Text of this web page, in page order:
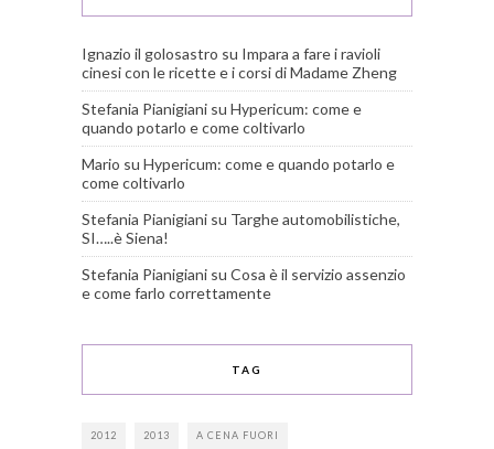
Ignazio il golosastro su Impara a fare i ravioli
cinesi con le ricette e i corsi di Madame Zheng
Stefania Pianigiani su Hypericum: come e
quando potarlo e come coltivarlo
Mario su Hypericum: come e quando potarlo e
come coltivarlo
Stefania Pianigiani su Targhe automobilistiche,
SI…..è Siena!
Stefania Pianigiani su Cosa è il servizio assenzio
e come farlo correttamente
TAG
2012 2013 A CENA FUORI